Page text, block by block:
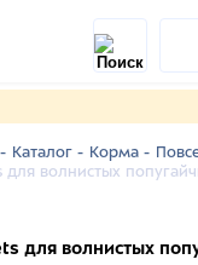
Каталог - Корма -
волнистых
для волнистых